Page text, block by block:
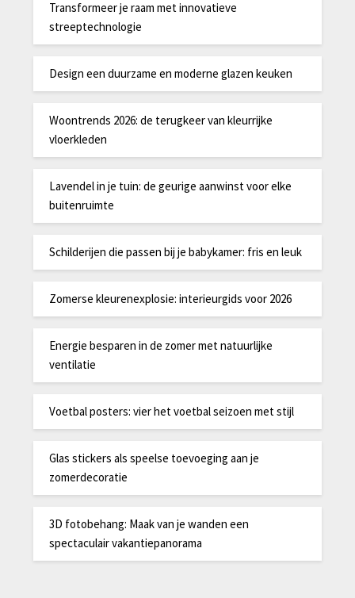
Transformeer je raam met innovatieve
streeptechnologie
Design een duurzame en moderne glazen keuken
Woontrends 2026: de terugkeer van kleurrijke
vloerkleden
Lavendel in je tuin: de geurige aanwinst voor elke
buitenruimte
Schilderijen die passen bij je babykamer: fris en leuk
Zomerse kleurenexplosie: interieurgids voor 2026
Energie besparen in de zomer met natuurlijke
ventilatie
Voetbal posters: vier het voetbal seizoen met stijl
Glas stickers als speelse toevoeging aan je
zomerdecoratie
3D fotobehang: Maak van je wanden een
spectaculair vakantiepanorama